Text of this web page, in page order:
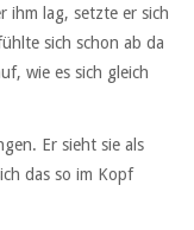
ihm lag, setzte er sich
sich schon ab da
wie es sich gleich
Er sieht sie als
das so im Kopf